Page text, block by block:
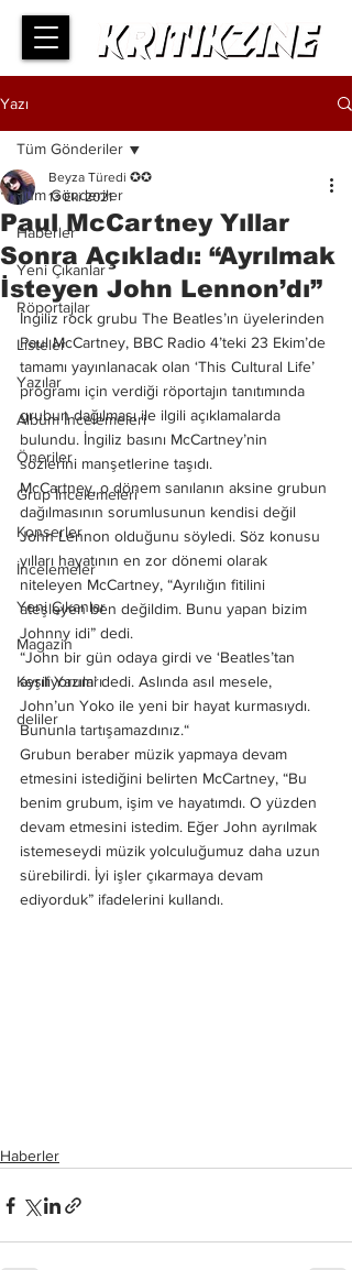
Yazı
Tüm Gönderiler
Haberler
Yeni Çıkanlar
Röportajlar
Listeler
Yazılar
Albüm İncelemeleri
Öneriler
Grup İncelemeleri
Konserler
İncelemeler
Yeni Çıkanlar
Magazin
Keşif Yazıları
deliler
Tüm Gönderiler
Paul McCartney Yıllar
Sonra Açıkladı: “Ayrılmak
İsteyen John Lennon’dı”
Beyza Türedi ✪✪
13 Eki 2021
İngiliz rock grubu The Beatles’ın üyelerinden
Paul McCartney, BBC Radio 4’teki 23 Ekim’de
tamamı yayınlanacak olan ‘This Cultural Life’
programı için verdiği röportajın tanıtımında
grubun dağılması ile ilgili açıklamalarda
bulundu. İngiliz basını McCartney’nin
sözlerini manşetlerine taşıdı.
McCartney, o dönem sanılanın aksine grubun
dağılmasının sorumlusunun kendisi değil
John Lennon olduğunu söyledi. Söz konusu
yılları hayatının en zor dönemi olarak
niteleyen McCartney, “Ayrılığın fitilini
ateşleyen ben değildim. Bunu yapan bizim
Johnny idi” dedi.
“John bir gün odaya girdi ve ‘Beatles’tan
ayrılıyorum’ dedi. Aslında asıl mesele,
John’un Yoko ile yeni bir hayat kurmasıydı.
Bununla tartışamazdınız.“
Grubun beraber müzik yapmaya devam
etmesini istediğini belirten McCartney, “Bu
benim grubum, işim ve hayatımdı. O yüzden
devam etmesini istedim. Eğer John ayrılmak
istemeseydi müzik yolculuğumuz daha uzun
sürebilirdi. İyi işler çıkarmaya devam
ediyorduk” ifadelerini kullandı.
Haberler